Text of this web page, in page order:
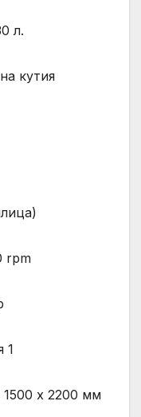
л.
кутия
rpm
1
х 2200 мм